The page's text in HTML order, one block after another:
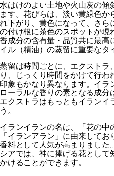
水はけのよい土地や火山灰の傾
ます。花びらは、淡い黄緑色
れ下がり、黄色になって、さら
の付け根に茶色のスポットが現
香成分の含有量・品質共に最高
イル（精油）の蒸留に重要なタ
蒸留は時間ごとに、エクストラ
り、じっくり時間をかけて行
印象もかなり異なります。イラ
ローラルな香りの素となる成分
エクストラはもっともイランイ
う。
イランイランの名は、「花の中
「イランアラン」に由来して
香料として人気が高まりました
シアでは、神に捧げる花として
かけることができます。